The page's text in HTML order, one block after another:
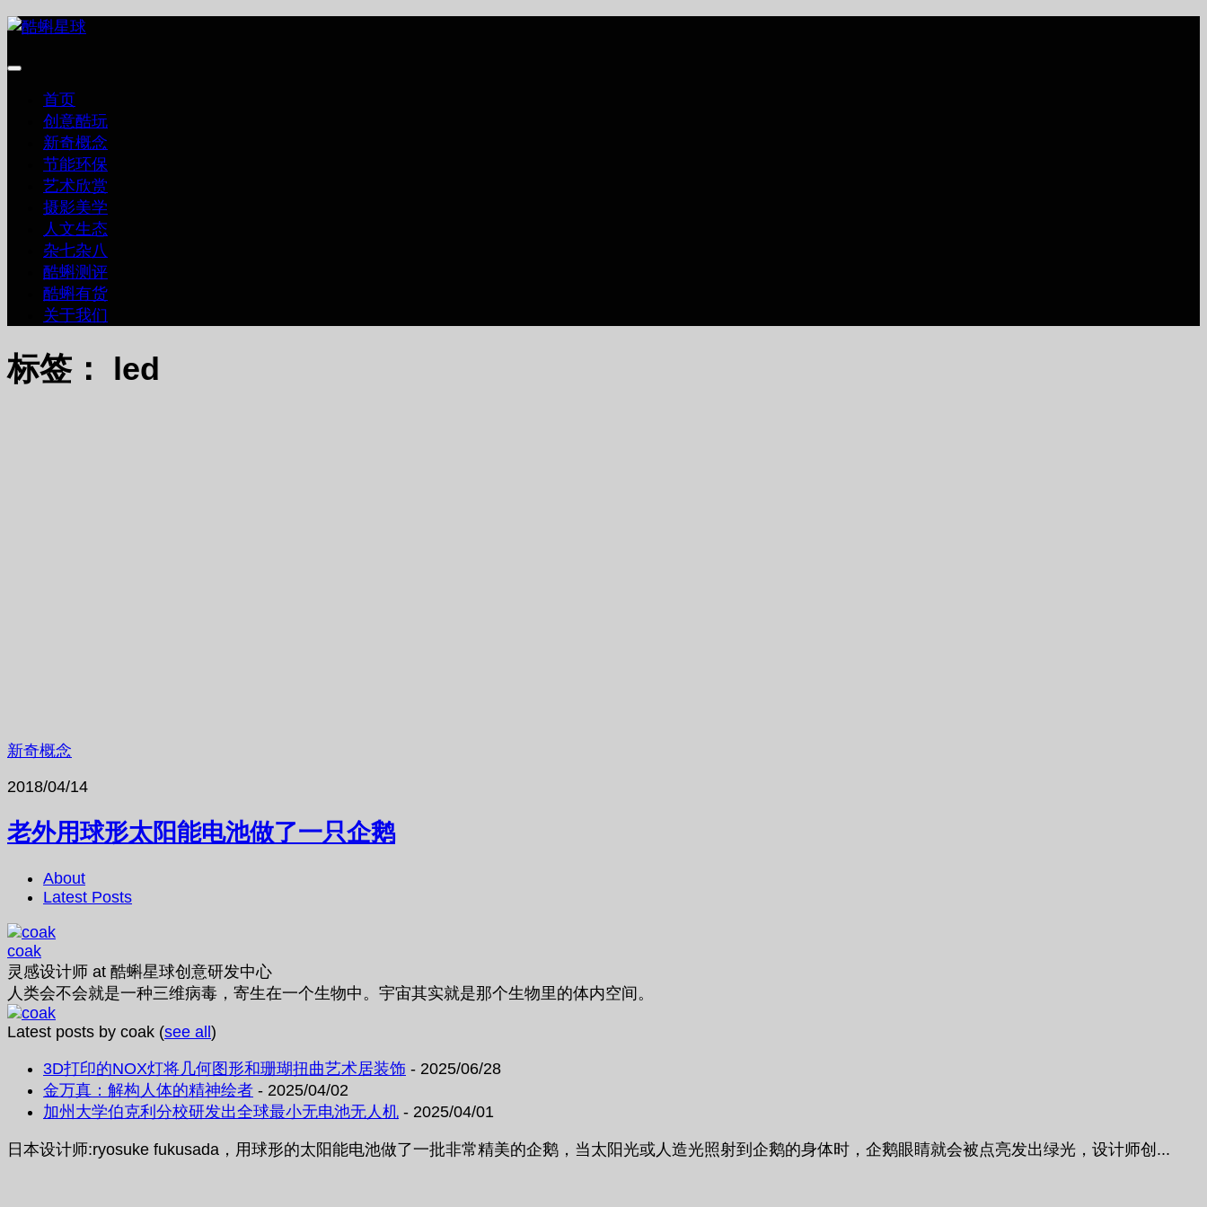
跳
内
首页
创意酷玩
新奇概念
节能环保
艺术欣赏
摄影美学
人文生态
杂七杂八
酷蝌测评
酷蝌有货
关于我们
标签： led
新奇概念
2018/04/14
老外用球形太阳能电池做了一只企鹅
About
Latest Posts
coak
灵感设计师 at 酷蝌星球创意研发中心
人类会不会就是一种三维病毒，寄生在一个生物中。宇宙其实就是那个生物里的体内空间。
Latest posts by coak (see all)
3D打印的NOX灯将几何图形和珊瑚扭曲艺术居装饰 - 2025/06/28
金万真：解构人体的精神绘者 - 2025/04/02
加州大学伯克利分校研发出全球最小无电池无人机 - 2025/04/01
日本设计师:ryosuke fukusada，用球形的太阳能电池做了一批非常精美的企鹅，当太阳光或人造光照射到企鹅的身体时，企鹅眼睛就会被点亮发出绿光，设计师创...